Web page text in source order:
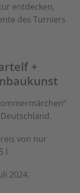
entdecken,
des Turniers
+
von nur
l
2024.